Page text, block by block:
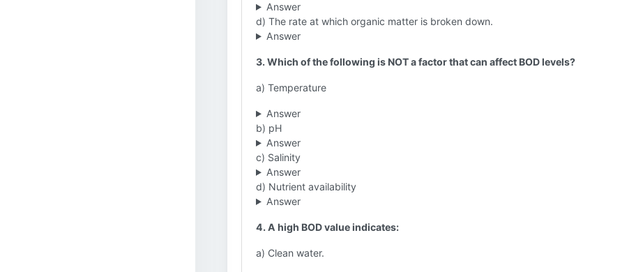
Answer
d) The rate at which organic matter is broken down.
Answer
3. Which of the following is NOT a factor that can affect BOD levels?
a) Temperature
Answer
b) pH
Answer
c) Salinity
Answer
d) Nutrient availability
Answer
4. A high BOD value indicates:
a) Clean water.